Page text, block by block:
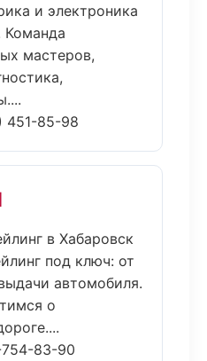
и электроника
мастеров,
451-85-98
в Хабаровск
под ключ: от
автомобиля.
о
83-90